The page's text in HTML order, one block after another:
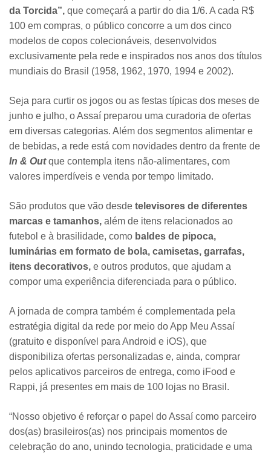
da Torcida”, que começará a partir do dia 1/6. A cada R$
100 em compras, o público concorre a um dos cinco
modelos de copos colecionáveis, desenvolvidos
exclusivamente pela rede e inspirados nos anos dos títulos
mundiais do Brasil (1958, 1962, 1970, 1994 e 2002).
Seja para curtir os jogos ou as festas típicas dos meses de
junho e julho, o Assaí preparou uma curadoria de ofertas
em diversas categorias. Além dos segmentos alimentar e
de bebidas, a rede está com novidades dentro da frente de
In & Outque contempla itens não-alimentares, com
valores imperdíveis e venda por tempo limitado.
São produtos que vão desde televisores de diferentes
marcas e tamanhos, além de itens relacionados ao
futebol e à brasilidade, como baldes de pipoca,
luminárias em formato de bola, camisetas, garrafas,
itens decorativos, e outros produtos, que ajudam a
compor uma experiência diferenciada para o público.
A jornada de compra também é complementada pela
estratégia digital da rede por meio do App Meu Assaí
(gratuito e disponível para Android e iOS), que
disponibiliza ofertas personalizadas e, ainda, comprar
pelos aplicativos parceiros de entrega, como iFood e
Rappi, já presentes em mais de 100 lojas no Brasil.
“Nosso objetivo é reforçar o papel do Assaí como parceiro
dos(as) brasileiros(as) nos principais momentos de
celebração do ano, unindo tecnologia, praticidade e uma